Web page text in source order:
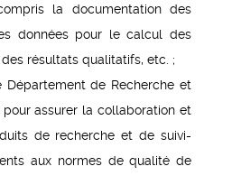
la documentation des
données pour le calcul des
résultats qualitatifs, etc. ;
Département de Recherche et
pour assurer la collaboration et
de recherche et de suivi-
aux normes de qualité de